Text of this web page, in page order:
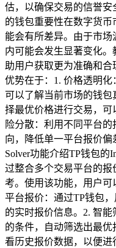
估，以确保交易的信誉
的钱包重要性在数字货币
能会有所差异。由于市场
内可能会发生显著变化
助用户获取更为准确和
优势在于：1. 价格透明
可以了解当前市场的钱
择最优价格进行交易，
险分散：利用不同平台
向，降低单一平台报价偏
Solver功能介绍TP钱包的
过整合多个交易平台的
考。使用该功能，用户可
平台报价：通过TP钱包
的实时报价信息。2. 智
的条件，自动筛选出最
看历史报价数据，以便进